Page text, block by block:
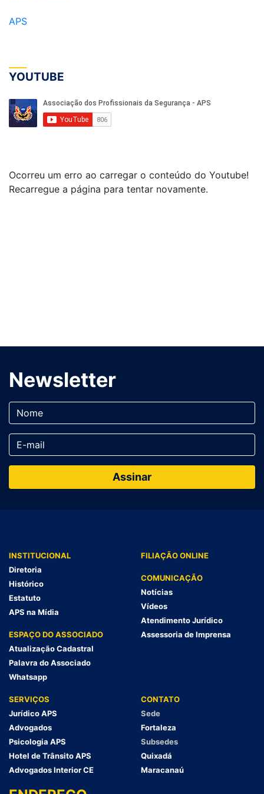
APS
YOUTUBE
Ocorreu um erro ao carregar o conteúdo do Youtube!
Recarregue a página para tentar novamente.
Newsletter
INSTITUCIONAL
Diretoria
Histórico
Estatuto
APS na Mídia
ESPAÇO DO ASSOCIADO
Atualização Cadastral
Palavra do Associado
Whatsapp
FILIAÇÃO ONLINE
COMUNICAÇÃO
Notícias
Vídeos
Atendimento Jurídico
Assessoria de Imprensa
SERVIÇOS
Jurídico APS
Advogados
Psicologia APS
Hotel de Trânsito APS
Advogados Interior CE
CONTATO
Sede
Fortaleza
Subsedes
Quixadá
Maracanaú